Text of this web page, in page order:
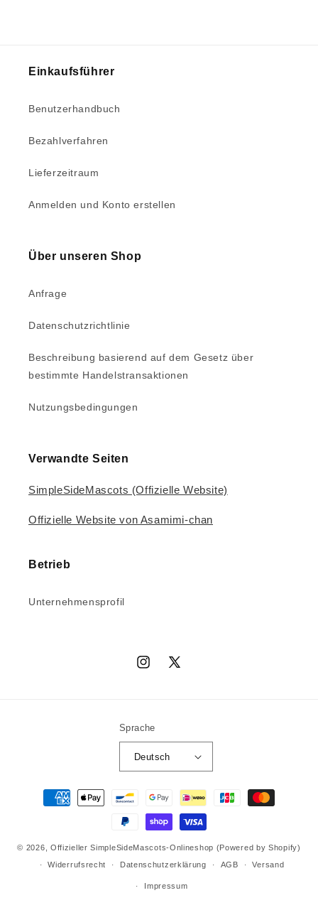
Einkaufsführer
Benutzerhandbuch
Bezahlverfahren
Lieferzeitraum
Anmelden und Konto erstellen
Über unseren Shop
Anfrage
Datenschutzrichtlinie
Beschreibung basierend auf dem Gesetz über
bestimmte Handelstransaktionen
Nutzungsbedingungen
Verwandte Seiten
SimpleSideMascots (Offizielle Website)
Offizielle Website von Asamimi-chan
Betrieb
Unternehmensprofil
Instagram
X
Sprache
Deutsch
Zahlungsmethoden
© 2026, Offizieller SimpleSideMascots-Onlineshop (Powered by Shopify)
Widerrufsrecht
Datenschutzerklärung AGB Versand
Impressum